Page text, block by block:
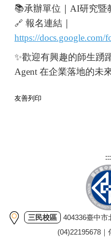
📚承辦單位｜AI研究暨
🔗 報名連結｜
https://
✨歡迎有興趣的師生踴
Agent 在企業落地的未
友善列印
:::
三民校區
404336臺中市
(04)22195678｜